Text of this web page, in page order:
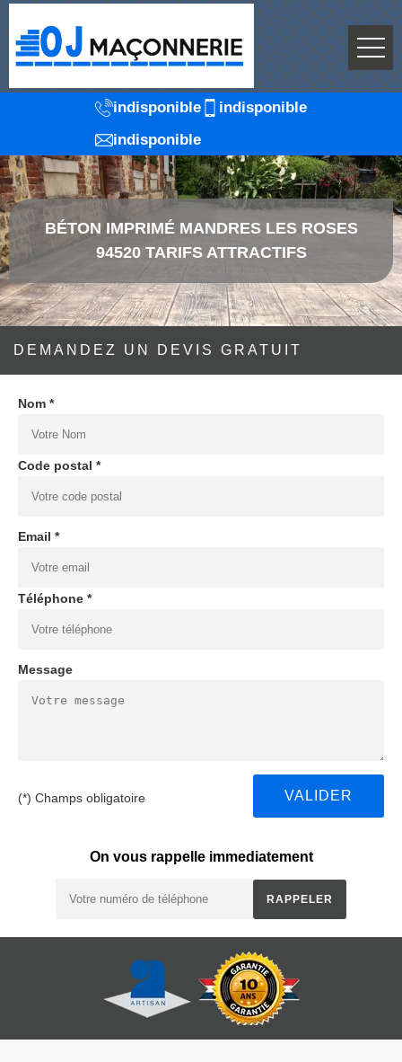
indisponible
indisponible
indisponible
BÉTON IMPRIMÉ MANDRES LES ROSES
94520 TARIFS ATTRACTIFS
DEMANDEZ UN DEVIS GRATUIT
Nom *
Code postal *
Email *
Téléphone *
Message
(*) Champs obligatoire
On vous rappelle immediatement